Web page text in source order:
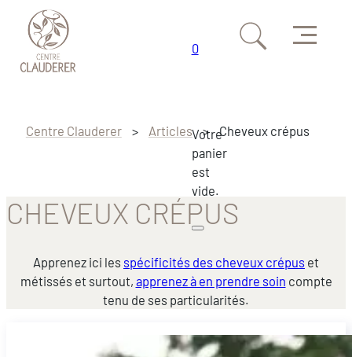
Passer au contenu principal
Passer au pied de page
Menu
0
Votre
panier
est
vide.
Centre Clauderer > Articles > Cheveux crépus
CHEVEUX CRÉPUS
Apprenez ici les spécificités des cheveux crépus et
métissés et surtout, apprenez à en prendre soin compte
tenu de ses particularités.